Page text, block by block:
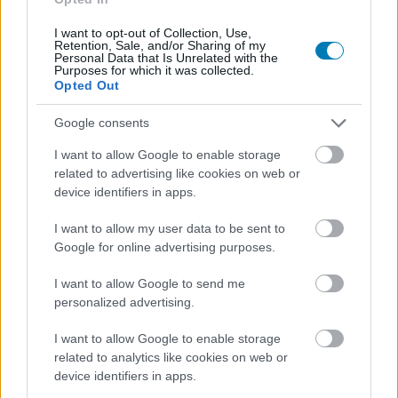
I want to opt-out of Collection, Use,
Retention, Sale, and/or Sharing of my
Personal Data that Is Unrelated with the
Purposes for which it was collected.
Opted Out
Google consents
I want to allow Google to enable storage
related to advertising like cookies on web or
device identifiers in apps.
I want to allow my user data to be sent to
Google for online advertising purposes.
I want to allow Google to send me
personalized advertising.
I want to allow Google to enable storage
related to analytics like cookies on web or
device identifiers in apps.
Hozzászólások
Ebben a huncut, hörcsögös
randiszimulátorban az a
legkevésbé furcsa, hogy egy
hörcsög vagy
2026 június 15. 14:35
A Sweet Hamster Days egészen bizarr
alapötlettel érkezik.